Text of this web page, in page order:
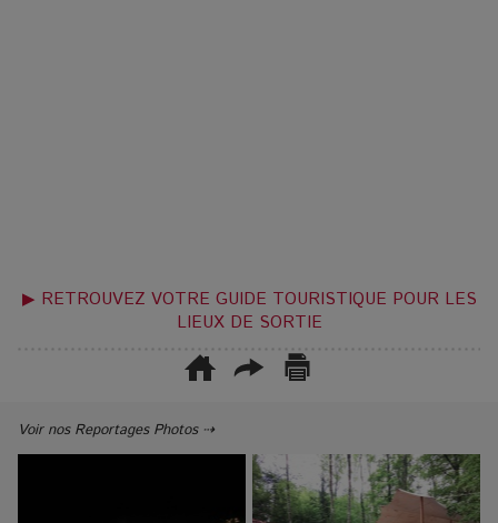
▶ RETROUVEZ VOTRE GUIDE TOURISTIQUE POUR LES
LIEUX DE SORTIE
Voir nos Reportages Photos ⇢